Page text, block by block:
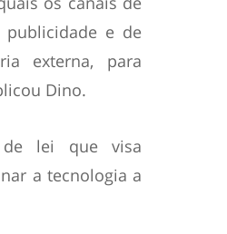
publicidade e de
externa, para
Dino.
lei que visa
a tecnologia a